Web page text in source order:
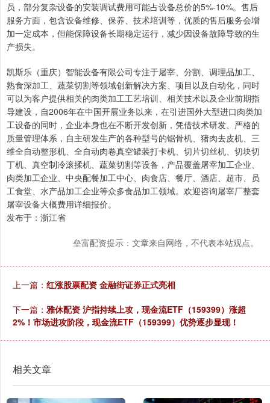
员，部分复杂设备的安装调试费用可能占设备总价的5%-10%。售后
服务方面，包含设备维修、保养、技术培训等，优质的售后服务会增
加一定成本，但能保障设备长期稳定运行，减少因设备故障导致的生
产损失。
凯斯乐（重庆）智能设备有限公司专注于屠宰、分割、调理品加工、
熟食深加工、蔬菜切割等领域创新解决方案、项目以及自动化，同时
可以为客户提供相关的肉类加工工艺培训、相关技术以及企业前期指
导建设，自2006年在中国开展业务以来，在引进国外大型进口肉类加
工设备的同时，企业本身也在不断开发创新，凭借技术研发、严格的
质量管理体系，自主研发生产的各种型号的锯骨机、猪肉去皮机、三
维全自动整形机、全自动肉卷真空罐装打卡机、切片切丝机、切块切
丁机、真空制冷滚揉机、蔬菜切割等设备，产品覆盖屠宰加工企业、
肉类加工企业、中央配餐加工中心、肉食店、餐厅、酒店、超市、员
工食堂、水产品加工企业等众多食品加工领域。欢迎咨询屠宰厂整套
屠宰设备大概费用详细报价。
发布于：浙江省
垒富配资提示：文章来自网络，不代表本站观点。
上一篇： 红涨股票配资 金融街证券正式亮相
下一篇： 雅休配资 沪指持续上攻，现金流ETF（159399）涨超
2%！市场进攻阶段，现金流ETF（159399）优势逐步显现！
相关文章